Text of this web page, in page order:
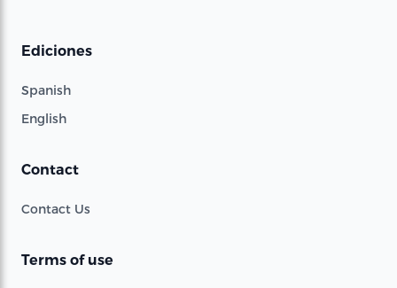
Ediciones
Spanish
English
Contact
Contact Us
Terms of use